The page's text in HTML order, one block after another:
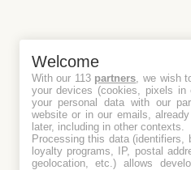
Welcome
With our 113 partners , we wish
your devices (cookies, pixels
your personal data with our
website or in our emails,
later, including in other contexts.
Processing this data (identifiers,
loyalty programs, IP, postal
geolocation, etc.) allows